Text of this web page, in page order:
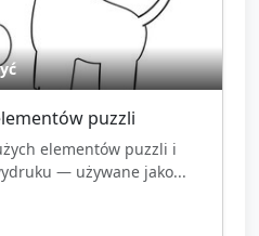
puzzli
elementów puzzli i
— używane jako...